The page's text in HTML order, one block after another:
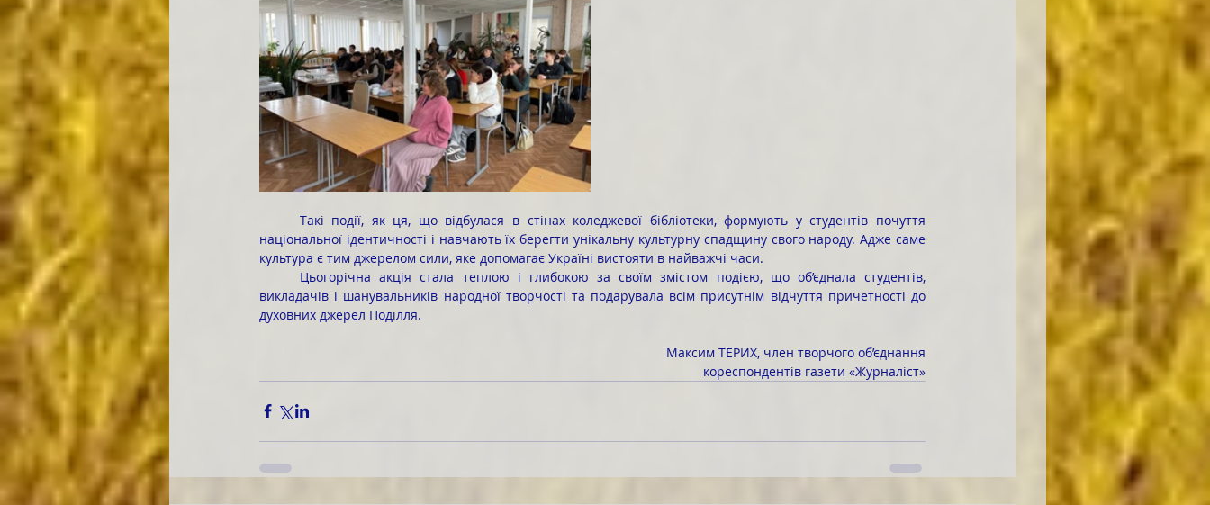
національної ідентичності і навчають їх берегти унікальну культурну спадщину свого народу. Адже саме
культура є тим джерелом сили, яке допомагає Україні вистояти в найважчі часи.
викладачів і шанувальників народної творчості та подарувала всім присутнім відчуття причетності до
духовних джерел Поділля.
Максим ТЕРИХ, член творчого об’єднання
кореспондентів газети «Журналіст»